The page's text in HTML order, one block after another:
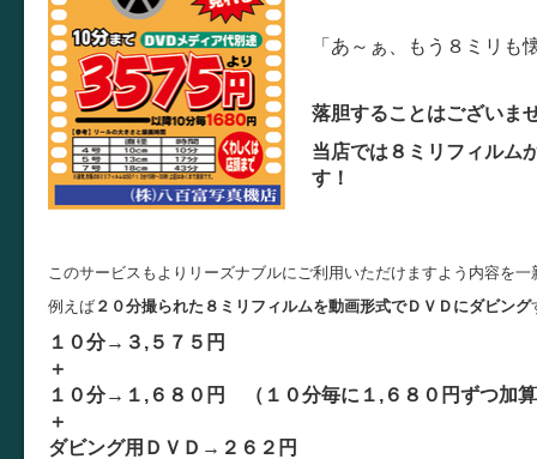
「あ～ぁ、もう８ミリ
落胆することはございま
当店では８ミリフィルム
す！
このサービスもよりリーズナブルにご利用いただけますよう内容を一
例えば ２０分撮られた８ミリフィルムを動画形式でＤＶＤにダビング
１０分→３,５７５円
＋
１０分→１,６８０円 （１０分毎に１,６８０円ずつ加
＋
ダビング用ＤＶＤ→２６２円